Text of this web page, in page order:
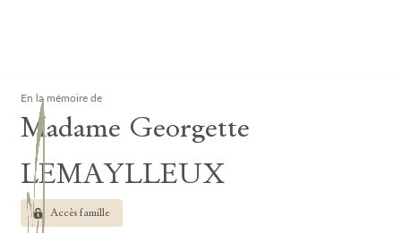
En la mémoire de
Madame Georgette
LEMAYLLEUX
Accès famille